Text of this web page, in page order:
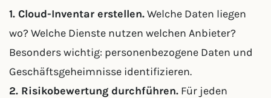
1. Cloud-Inventar erstellen.Welche Daten liegen
wo? Welche Dienste nutzen welchen Anbieter?
Besonders wichtig: personenbezogene Daten und
Geschäftsgeheimnisse identifizieren.
2. Risikobewertung durchführen. Für jeden